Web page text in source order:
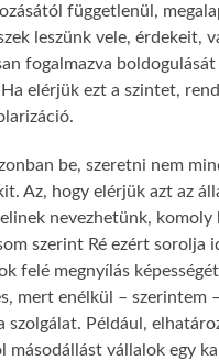
függetlenül,
leszünk vele, érdekeit,
fogalmazva
Ha elérjük ezt a szintet,
be, szeretni nem
Az, hogy elérjük azt az
nevezhetünk, komoly
szerint Ré ezért sorolja
felé megnyílás
mert enélkül – szerintem
szolgálat. Például,
másodállást vállalok egy